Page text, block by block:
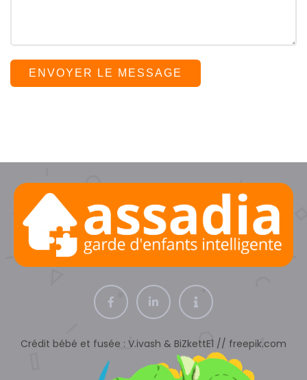
ENVOYER LE MESSAGE
Crédit bébé et fusée : V.ivash & BiZkettE1 // freepik.com